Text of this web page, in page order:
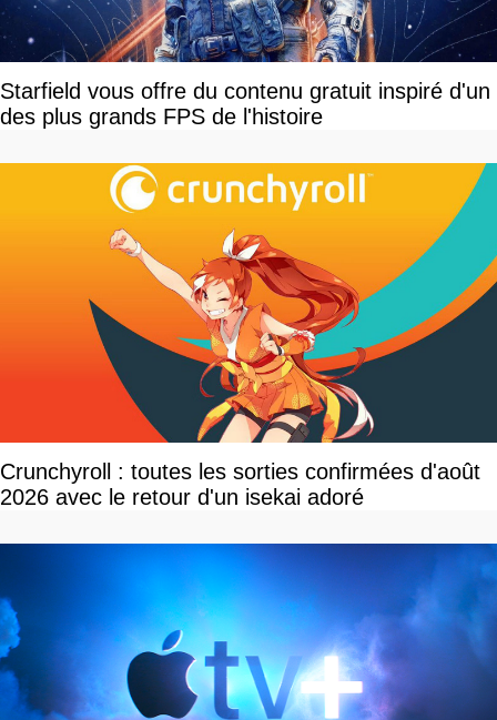
Starfield vous offre du contenu gratuit inspiré d'un
des plus grands FPS de l'histoire
Crunchyroll : toutes les sorties confirmées d'août
2026 avec le retour d'un isekai adoré